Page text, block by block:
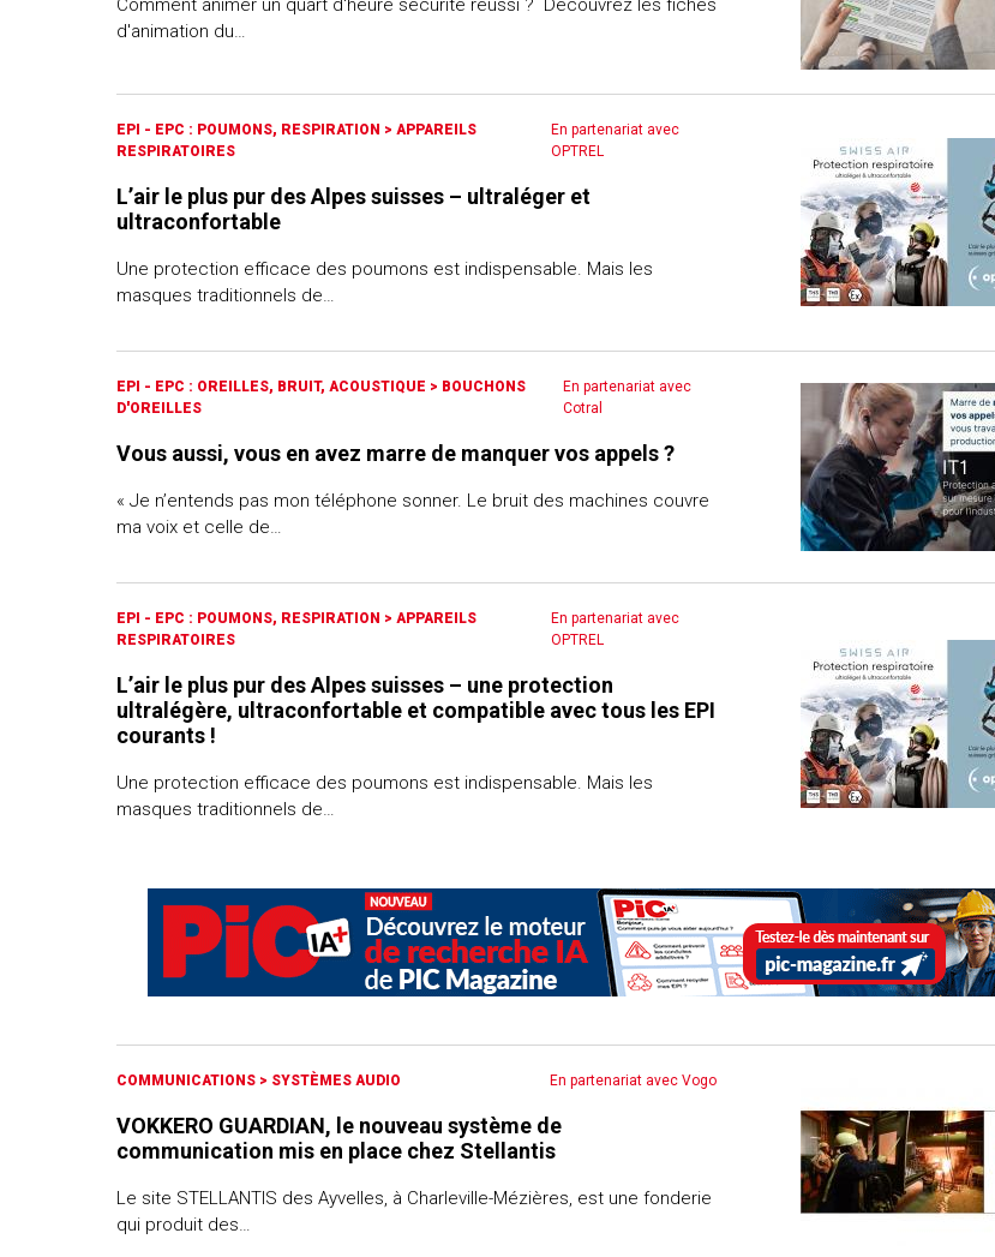
d'animation du…
EPI - EPC : POUMONS, RESPIRATION > APPAREILS
RESPIRATOIRES
En partenariat avec
OPTREL
L’air le plus pur des Alpes suisses – ultraléger et
ultraconfortable
Une protection efficace des poumons est indispensable. Mais les
masques traditionnels de…
EPI - EPC : OREILLES, BRUIT, ACOUSTIQUE > BOUCHONS
D'OREILLES
En partenariat avec
Cotral
Vous aussi, vous en avez marre de manquer vos appels ?
« Je n’entends pas mon téléphone sonner. Le bruit des machines couvre
ma voix et celle de…
EPI - EPC : POUMONS, RESPIRATION > APPAREILS
RESPIRATOIRES
En partenariat avec
OPTREL
L’air le plus pur des Alpes suisses – une protection
ultralégère, ultraconfortable et compatible avec tous les EPI
courants !
Une protection efficace des poumons est indispensable. Mais les
masques traditionnels de…
COMMUNICATIONS > SYSTÈMES AUDIO En partenariat avec Vogo
VOKKERO GUARDIAN, le nouveau système de
communication mis en place chez Stellantis
Le site STELLANTIS des Ayvelles, à Charleville-Mézières, est une fonderie
qui produit des…